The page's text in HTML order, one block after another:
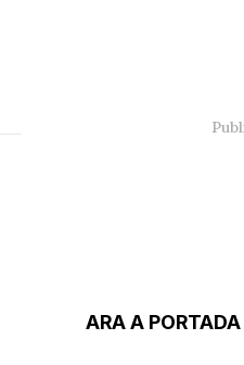
ARA A PORTADA